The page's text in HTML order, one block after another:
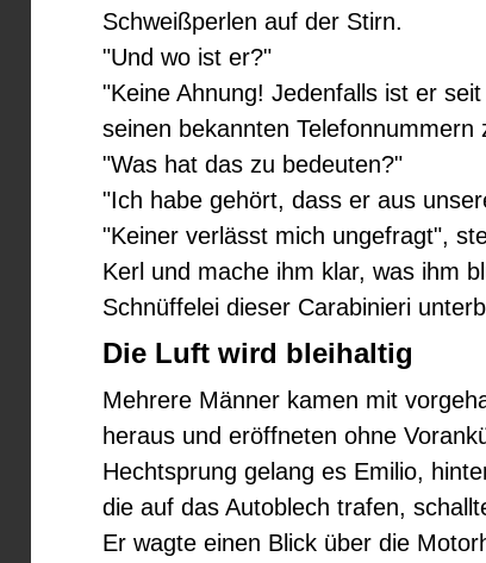
Schweißperlen auf der Stirn.
"Und wo ist er?"
"Keine Ahnung! Jedenfalls ist er
seinen bekannten Telefonnummern
"Was hat das zu bedeuten?"
"Ich habe gehört, dass er aus
"Keiner verlässt mich ungefragt",
Kerl und mache ihm klar, was ihm
Schnüffelei dieser Carabinieri
Die Luft wird bleihaltig
Mehrere Männer kamen mit
heraus und eröffneten ohne
Hechtsprung gelang es Emilio,
die auf das Autoblech trafen,
Er wagte einen Blick über die